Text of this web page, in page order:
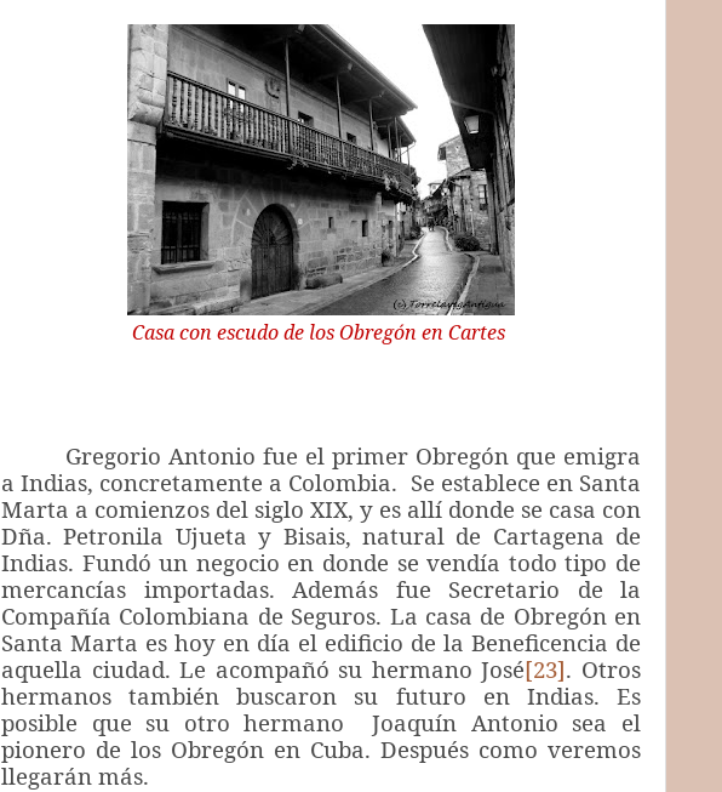
Casa con escudo de los Obregón en Cartes
Gregorio Antonio fue el primer Obregón que emigra
a Indias, concretamente a Colombia. Se establece en Santa
Marta a comienzos del siglo XIX, y es allí donde se casa con
Dña. Petronila Ujueta y Bisais, natural de Cartagena de
Indias. Fundó un negocio en donde se vendía todo tipo de
mercancías importadas. Además fue Secretario de la
Compañía Colombiana de Seguros. La casa de Obregón en
Santa Marta es hoy en día el edificio de la Beneficencia de
aquella ciudad. Le acompañó su hermano José[23]. Otros
hermanos también buscaron su futuro en Indias. Es
posible que su otro hermano Joaquín Antonio sea el
pionero de los Obregón en Cuba. Después como veremos
llegarán más.